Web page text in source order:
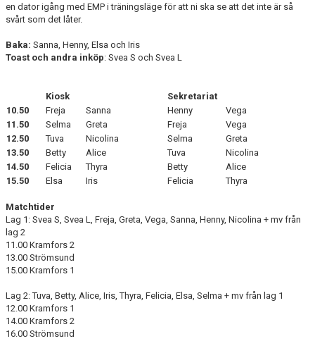
en dator igång med EMP i träningsläge för att ni ska se att det inte är så
svårt som det låter.
Baka: Sanna, Henny, Elsa och Iris
Toast och andra inköp: Svea S och Svea L
Kiosk
Sekretariat
10.50
Freja Sanna Henny
Vega
11.50
Selma Greta Freja
Vega
12.50
Tuva Nicolina Selma
Greta
13.50
Betty Alice Tuva
Nicolina
14.50
Felicia Thyra Betty
Alice
15.50
Elsa Iris Felicia Thyra
Matchtider
Lag 1: Svea S, Svea L, Freja, Greta, Vega, Sanna, Henny, Nicolina + mv från
lag 2
11.00 Kramfors 2
13.00 Strömsund
15.00 Kramfors 1
Lag 2: Tuva, Betty, Alice, Iris, Thyra, Felicia, Elsa, Selma + mv från lag 1
12.00 Kramfors 1
14.00 Kramfors 2
16.00 Strömsund